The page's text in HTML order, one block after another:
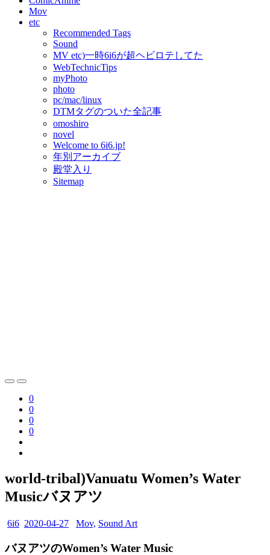
Mov
etc
Recommended Tags
Sound
MV etc)一時6i6が超ヘビロテしてた
WebTechnicTips
myPhoto
photo
pc/mac/linux
DTMタグのついた全記事
omoshiro
novel
Welcome to 6i6.jp!
年別アーカイブ
殿堂入り
Sitemap
0
0
0
0
world-tribal)Vanuatu Women’s Water
Musicバヌアツ
6i6 2020-04-27 Mov, Sound Art
バヌアツのWomen’s Water Music